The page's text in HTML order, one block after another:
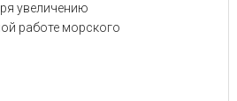
увеличению
работе морского